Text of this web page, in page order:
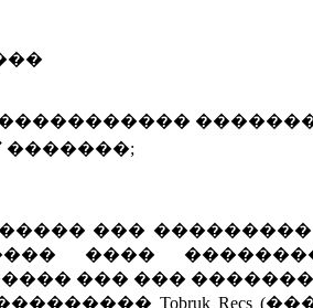
�������;
���
����
��� ���
Tobruk Recs